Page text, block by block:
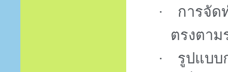
·
การจัด
ตรงตาม
·
รูปแบบ